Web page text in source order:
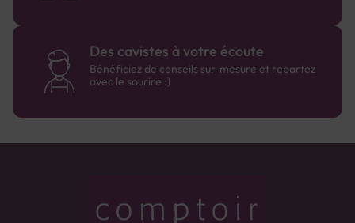
Des cavistes à votre écoute
Bénéficiez de conseils sur-mesure et repartez
avec le sourire :)